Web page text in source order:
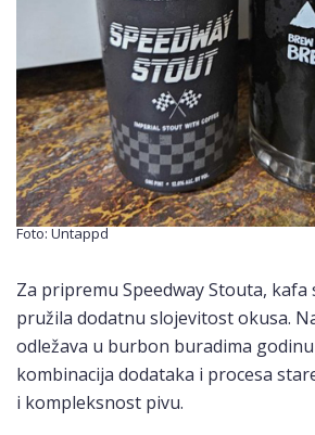
Foto: Untappd
Za pripremu Speedway Stouta, kafa
pružila dodatnu slojevitost okusa.
odležava u burbon buradima godinu
kombinacija dodataka i procesa
i kompleksnost pivu.